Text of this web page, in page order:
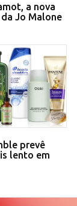
a nova
Jo Malone
prevê
lento em